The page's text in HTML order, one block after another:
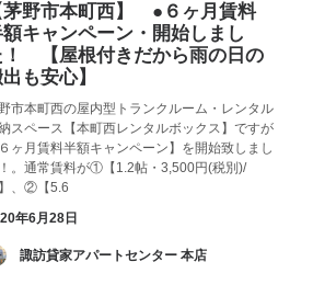
茅野市本町西】 ●６ヶ月賃料
キャンペーン・開始しまし
！ 【屋根付きだから雨の日の
も安心】
市本町西の屋内型トランクルーム・レンタル
スペース【本町西レンタルボックス】ですが
６ヶ月賃料半額キャンペーン】を開始致しまし
。通常賃料が①【1.2帖・3,500円(税別)/
、②【5.6
年6月28日
­ 諏訪貸家アパートセンター 本店